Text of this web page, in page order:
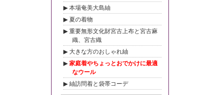
本場奄美大島紬
夏の着物
重要無形文化財宮古上布と宮古麻
織、宮古織
大きな方のおしゃれ紬
家庭着やちょっとおでかけに最適
なウール
紬訪問着と袋帯コーデ